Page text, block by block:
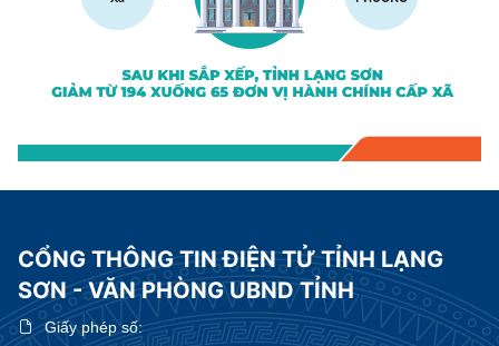
CỔNG THÔNG TIN ĐIỆN TỬ TỈNH LẠNG
SƠN - VĂN PHÒNG UBND TỈNH
Giấy phép số: